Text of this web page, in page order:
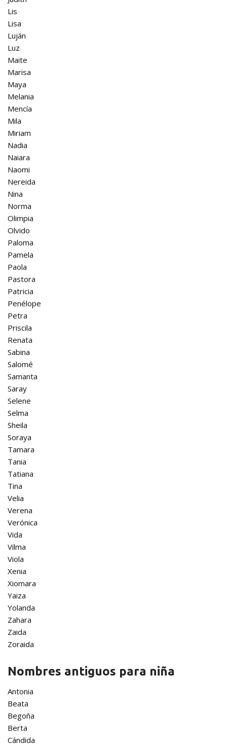
Lis
Lisa
Luján
Luz
Maite
Marisa
Maya
Melania
Mencía
Mila
Miriam
Nadia
Naiara
Naomi
Nereida
Nina
Norma
Olimpia
Olvido
Paloma
Pamela
Paola
Pastora
Patricia
Penélope
Petra
Priscila
Renata
Sabina
Salomé
Samanta
Saray
Selene
Selma
Sheila
Soraya
Tamara
Tania
Tatiana
Tina
Velia
Verena
Verónica
Vida
Vilma
Viola
Xenia
Xiomara
Yaiza
Yolanda
Zahara
Zaida
Zoraida
Nombres antiguos para niña
Antonia
Beata
Begoña
Berta
Cándida